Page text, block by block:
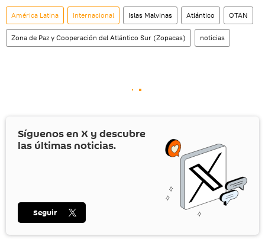
América Latina Internacional Islas Malvinas Atlántico OTAN
Zona de Paz y Cooperación del Atlántico Sur (Zopacas) noticias
Síguenos en X y descubre
las últimas noticias.
Seguir